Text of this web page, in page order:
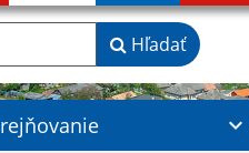
Hľadať